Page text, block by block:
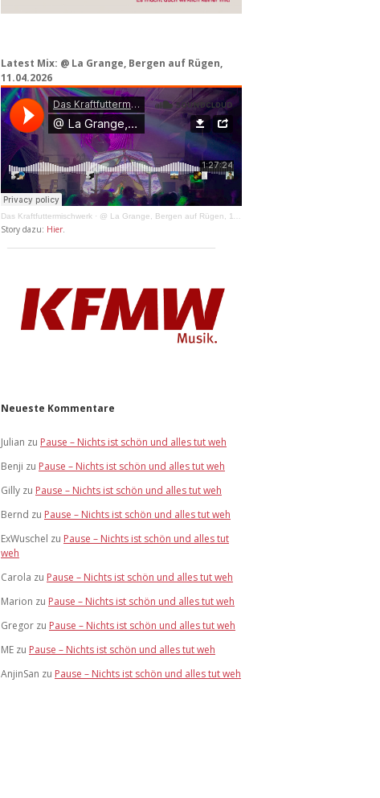
Latest Mix: @ La Grange, Bergen auf Rügen,
11.04.2026
Das Kraftfuttermischwerk · @ La Grange, Bergen auf Rügen, 11.04.2026
Story dazu: Hier.
Neueste Kommentare
Julian zu Pause – Nichts ist schön und alles tut weh
Benji zu Pause – Nichts ist schön und alles tut weh
Gilly zu Pause – Nichts ist schön und alles tut weh
Bernd zu Pause – Nichts ist schön und alles tut weh
ExWuschel zu Pause – Nichts ist schön und alles tut
weh
Carola zu Pause – Nichts ist schön und alles tut weh
Marion zu Pause – Nichts ist schön und alles tut weh
Gregor zu Pause – Nichts ist schön und alles tut weh
ME zu Pause – Nichts ist schön und alles tut weh
AnjinSan zu Pause – Nichts ist schön und alles tut weh